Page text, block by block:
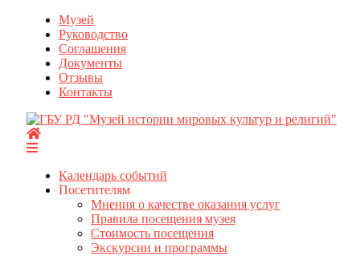
Перейти
содержимому
Музей
Руководство
Соглашения
Документы
Отзывы
Контакты
Календарь событий
Посетителям
Мнения о качестве оказания услуг
Правила посещения музея
Стоимость посещения
Экскурсии и программы